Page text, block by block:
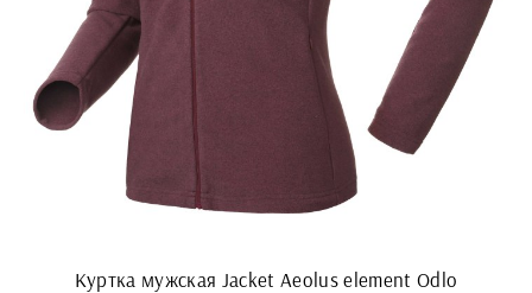
Куртка мужская Jacket Aeolus element Odlo